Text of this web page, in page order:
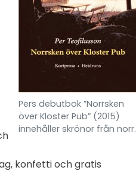
Pers debutbok ”Norrsken
över Kloster Pub” (2015)
innehåller skrönor från norr.
konfetti och gratis